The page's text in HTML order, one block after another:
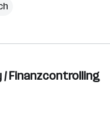
Finanzcontrolling